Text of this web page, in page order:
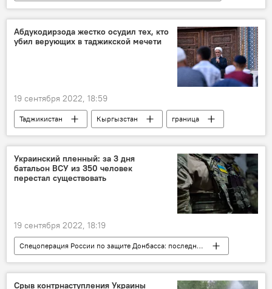
конфликт
граница
Кыргызстан
Таджикистан
Абдукодирзода жестко осудил тех, кто
убил верующих в таджикской мечети
19 сентября 2022, 18:59
Таджикистан Кыргызстан
граница
Таджикско-кыргызская граница: последние новости
убийство
конфликт
Совет улемов Таджикистана
Украинский пленный: за 3 дня
батальон ВСУ из 350 человек
перестал существовать
19 сентября 2022, 18:19
Спецоперация России по защите Донбасса: последние новости
Украина
Россия
Армия и вооружение
Срыв контрнаступления Украины